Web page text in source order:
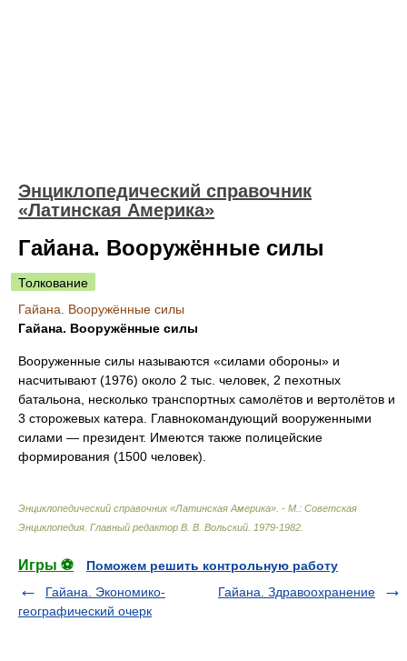
Энциклопедический справочник
«Латинская Америка»
Гайана. Вооружённые силы
Толкование
Гайана. Вооружённые силы
Гайана. Вооружённые силы
Вооруженные силы называются «силами обороны» и
насчитывают (1976) около 2 тыс. человек, 2 пехотных
батальона, несколько транспортных самолётов и вертолётов и
3 сторожевых катера. Главнокомандующий вооруженными
силами — президент. Имеются также полицейские
формирования (1500 человек).
Энциклопедический справочник «Латинская Америка». - М.: Советская
Энциклопедия Главный редактор В. В. Вольский 1979-1982
Игры ⚽
Поможем решить контрольную работу
Гайана. Экономико-
географический очерк
Гайана. Здравоохранение